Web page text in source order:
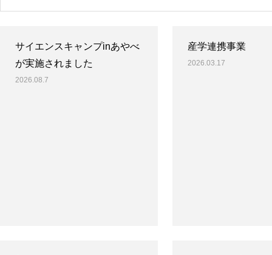
サイエンスキャンプinあやべ
が実施されました
2026.08.7
産学連携事業
2026.03.17